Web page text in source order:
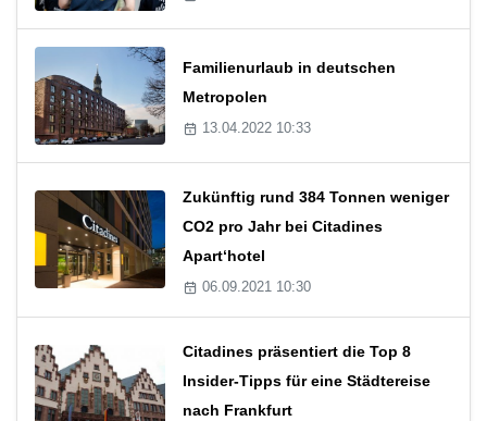
Familienurlaub in deutschen
Metropolen
13.04.2022 10:33
Zukünftig rund 384 Tonnen weniger
CO2 pro Jahr bei Citadines
Apart‘hotel
06.09.2021 10:30
Citadines präsentiert die Top 8
Insider-Tipps für eine Städtereise
nach Frankfurt